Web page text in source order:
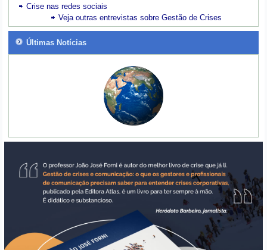
Crise nas redes sociais
Veja outras entrevistas sobre Gestão de Crises
Últimas Notícias